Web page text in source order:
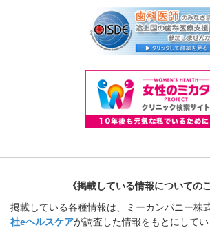
《掲載している情報についての
掲載している各種情報は、ミーカンパニー株
社eヘルスケアが調査した情報をもとにして